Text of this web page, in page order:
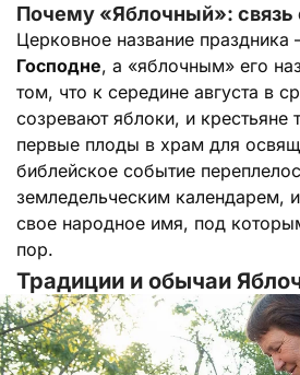
Почему «Яблочный»:
Церковное название праздника
Господне, а «яблочным» его
том, что к середине августа в
созревают яблоки, и крестьяне
первые плоды в храм для
библейское событие
земледельческим календарем,
свое народное имя, под
пор.
Традиции и обычаи